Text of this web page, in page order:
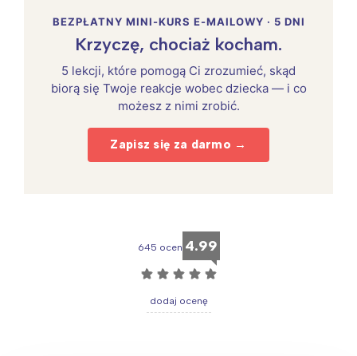
BEZPŁATNY MINI-KURS E-MAILOWY · 5 DNI
Krzyczę, chociaż kocham.
5 lekcji, które pomogą Ci zrozumieć, skąd
biorą się Twoje reakcje wobec dziecka — i co
możesz z nimi zrobić.
Zapisz się za darmo →
645 ocen 4.99
☆ ☆ ☆ ☆ ☆
dodaj ocenę